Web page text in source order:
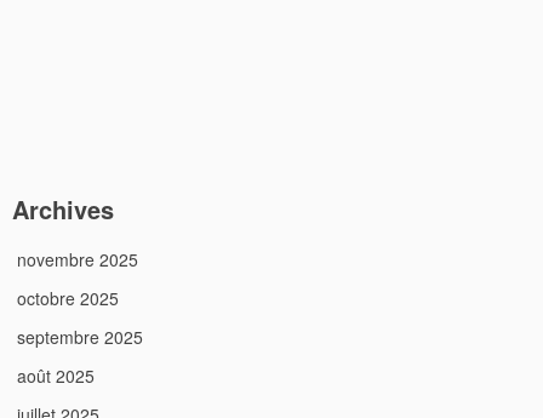
Archives
novembre 2025
octobre 2025
septembre 2025
août 2025